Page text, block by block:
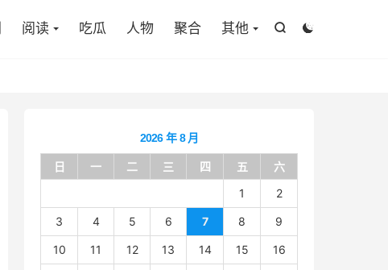


阅读 吃瓜 人物 聚合 其他
2026 年 8 月
日 一 二 三 四 五
六
1
2
3 4 5 6 7 8 9
10 11 12 13 14 15 16